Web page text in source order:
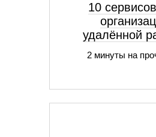
10
удалённой
2 минуты на